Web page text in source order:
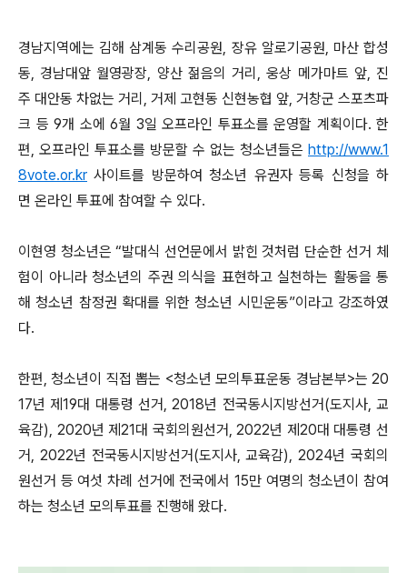
경남지역에는 김해 삼계동 수리공원, 장유 알로기공원, 마산 합성
동, 경남대앞 월영광장, 양산 젊음의 거리, 웅상 메가마트 앞, 진
주 대안동 차없는 거리, 거제 고현동 신현농협 앞, 거창군 스포츠파
크 등 9개 소에 6월 3일 오프라인 투표소를 운영할 계획이다. 한
편, 오프라인 투표소를 방문할 수 없는 청소년들은 http://www.1
8vote.or.kr 사이트를 방문하여 청소년 유권자 등록 신청을 하
면 온라인 투표에 참여할 수 있다.
이현영 청소년은 “발대식 선언문에서 밝힌 것처럼 단순한 선거 체
험이 아니라 청소년의 주권 의식을 표현하고 실천하는 활동을 통
해 청소년 참정권 확대를 위한 청소년 시민운동”이라고 강조하였
다.
한편, 청소년이 직접 뽑는 <청소년 모의투표운동 경남본부>는 20
17년 제19대 대통령 선거, 2018년 전국동시지방선거(도지사, 교
육감), 2020년 제21대 국회의원선거, 2022년 제20대 대통령 선
거, 2022년 전국동시지방선거(도지사, 교육감), 2024년 국회의
원선거 등 여섯 차례 선거에 전국에서 15만 여명의 청소년이 참여
하는 청소년 모의투표를 진행해 왔다.